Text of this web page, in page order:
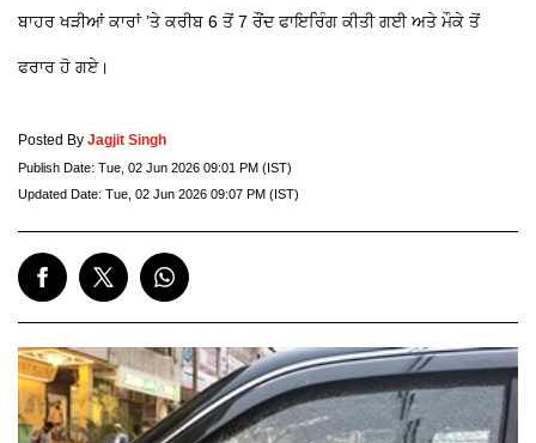
ਬਾਹਰ ਖੜੀਆਂ ਕਾਰਾਂ ’ਤੇ ਕਰੀਬ 6 ਤੋਂ 7 ਰੌਂਦ ਫਾਇਰਿੰਗ ਕੀਤੀ ਗਈ ਅਤੇ ਮੌਕੇ ਤੋਂ
ਫਰਾਰ ਹੋ ਗਏ।
Posted By Jagjit Singh
Publish Date: Tue, 02 Jun 2026 09:01 PM (IST)
Updated Date: Tue, 02 Jun 2026 09:07 PM (IST)